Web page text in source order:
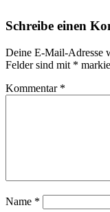
Schreibe einen
Deine E-Mail-Adresse
Felder sind mit *
Kommentar *
Name *